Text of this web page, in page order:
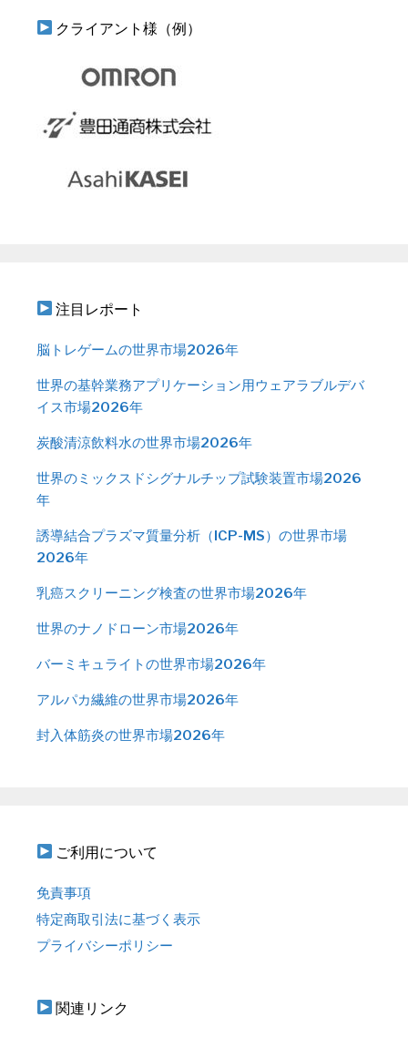
クライアント様（例）
注目レポート
脳トレゲームの世界市場2026年
世界の基幹業務アプリケーション用ウェアラブルデバ
イス市場2026年
炭酸清涼飲料水の世界市場2026年
世界のミックスドシグナルチップ試験装置市場2026
年
誘導結合プラズマ質量分析（ICP-MS）の世界市場
2026年
乳癌スクリーニング検査の世界市場2026年
世界のナノドローン市場2026年
バーミキュライトの世界市場2026年
アルパカ繊維の世界市場2026年
封入体筋炎の世界市場2026年
ご利用について
免責事項
特定商取引法に基づく表示
プライバシーポリシー
関連リンク